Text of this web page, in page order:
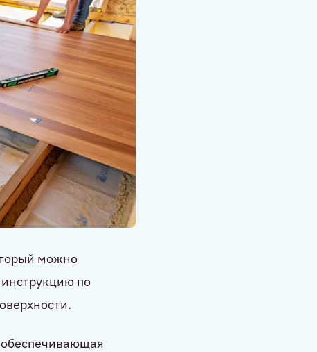
можно
по